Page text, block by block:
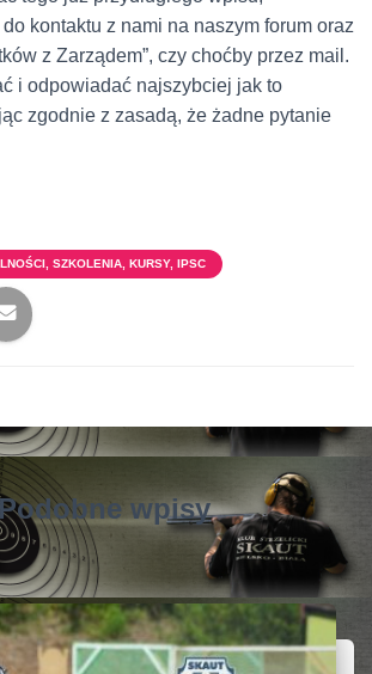
kontaktu z nami na naszym forum oraz
z Zarządem”, czy choćby przez mail.
i odpowiadać najszybciej jak to
zgodnie z zasadą, że żadne pytanie
SZKOLENIA, KURSY, IPSC
wpisy